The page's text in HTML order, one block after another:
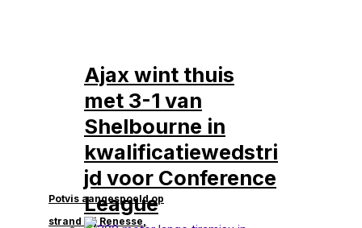
Potvis aangespoeld op
strand bij Renesse,
Ajax wint thuis
met 3-1 van
Shelbourne in
kwalificatiewedstri
jd voor Conference
League